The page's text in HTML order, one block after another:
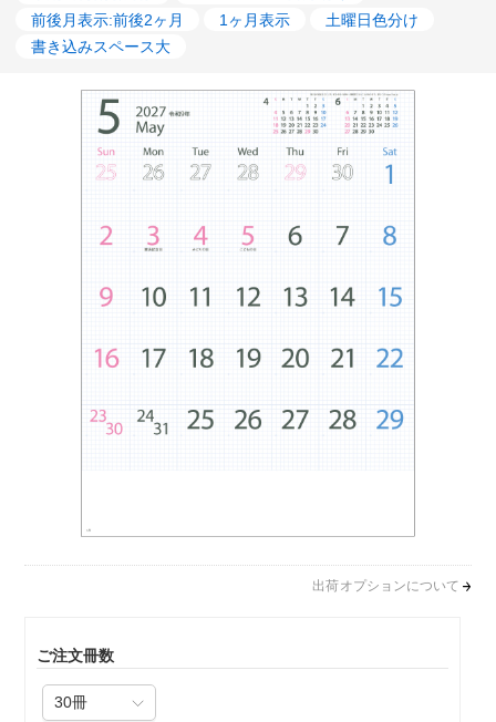
前後月表示:前後2ヶ月
1ヶ月表示
土曜日色分け
書き込みスペース大
出荷オプションについて
ご注文冊数